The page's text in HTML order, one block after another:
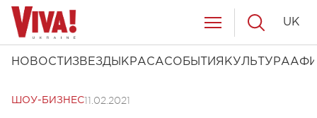
НОВОСТИ ЗВЕЗДЫ КРАСАСОБЫТИЯ КУЛЬТУРА
UK
ШОУ-БИЗНЕС11.02.2021